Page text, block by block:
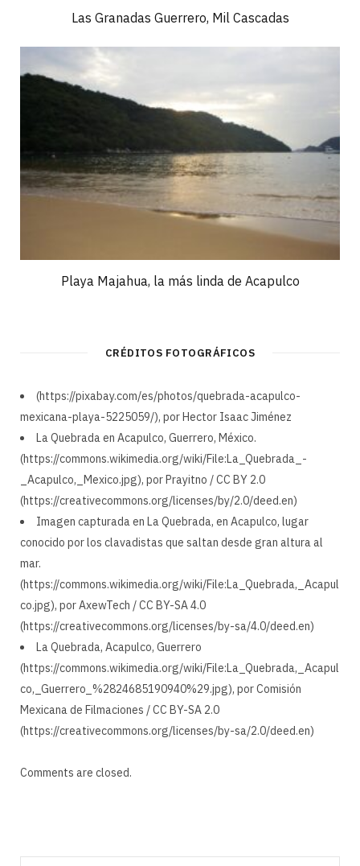
Las Granadas Guerrero, Mil Cascadas
Playa Majahua, la más linda de Acapulco
CRÉDITOS FOTOGRÁFICOS
(https://pixabay.com/es/photos/quebrada-acapulco-
mexicana-playa-5225059/), por Hector Isaac Jiménez
La Quebrada en Acapulco, Guerrero, México.
(https://commons.wikimedia.org/wiki/File:La_Quebrada_-
_Acapulco,_Mexico.jpg), por Prayitno / CC BY 2.0
(https://creativecommons.org/licenses/by/2.0/deed.en)
Imagen capturada en La Quebrada, en Acapulco, lugar
conocido por los clavadistas que saltan desde gran altura al
mar.
(https://commons.wikimedia.org/wiki/File:La_Quebrada,_Acapul
co.jpg), por AxewTech / CC BY-SA 4.0
(https://creativecommons.org/licenses/by-sa/4.0/deed.en)
La Quebrada, Acapulco, Guerrero
(https://commons.wikimedia.org/wiki/File:La_Quebrada,_Acapul
co,_Guerrero_%2824685190940%29.jpg), por Comisión
Mexicana de Filmaciones / CC BY-SA 2.0
(https://creativecommons.org/licenses/by-sa/2.0/deed.en)
Comments are closed.